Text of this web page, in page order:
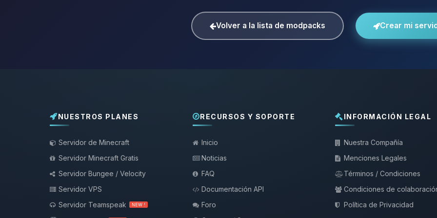
Volver a la lista de modpacks Crear mi
NUESTROS PLANES
Servidor de Minecraft
Servidor Minecraft Gratis
Servidor Bungee / Velocity
Servidor VPS
Servidor Teamspeak
NEW !
RECURSOS Y SOPORTE
Inicio
Noticias
FAQ
Documentación API
Foro
INFORMACIÓN LEGAL
Nuestra Compañía
Menciones Legales
Términos / Condiciones
Condiciones de
Política de Privacidad